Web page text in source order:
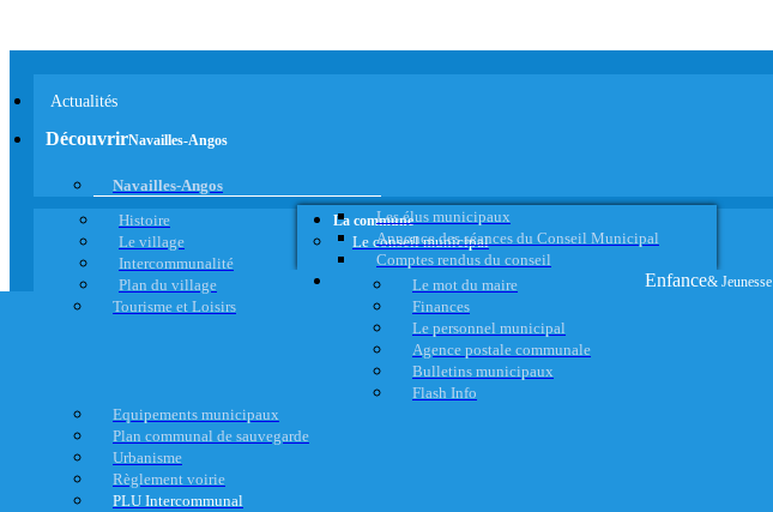
Actualités
DécouvrirNavailles-Angos
Navailles-Angos
Histoire
Le village
Intercommunalité
Plan du village
Tourisme et Loisirs
La commune
Le conseil municipal
Les élus municipaux
Annonce des séances du Conseil Municipal
Comptes rendus du conseil
Le mot du maire
Finances
Le personnel municipal
Agence postale communale
Bulletins municipaux
Flash Info
Equipements municipaux
Plan communal de sauvegarde
Urbanisme
Règlement voirie
PLU Intercommunal
Enfance& Jeunesse